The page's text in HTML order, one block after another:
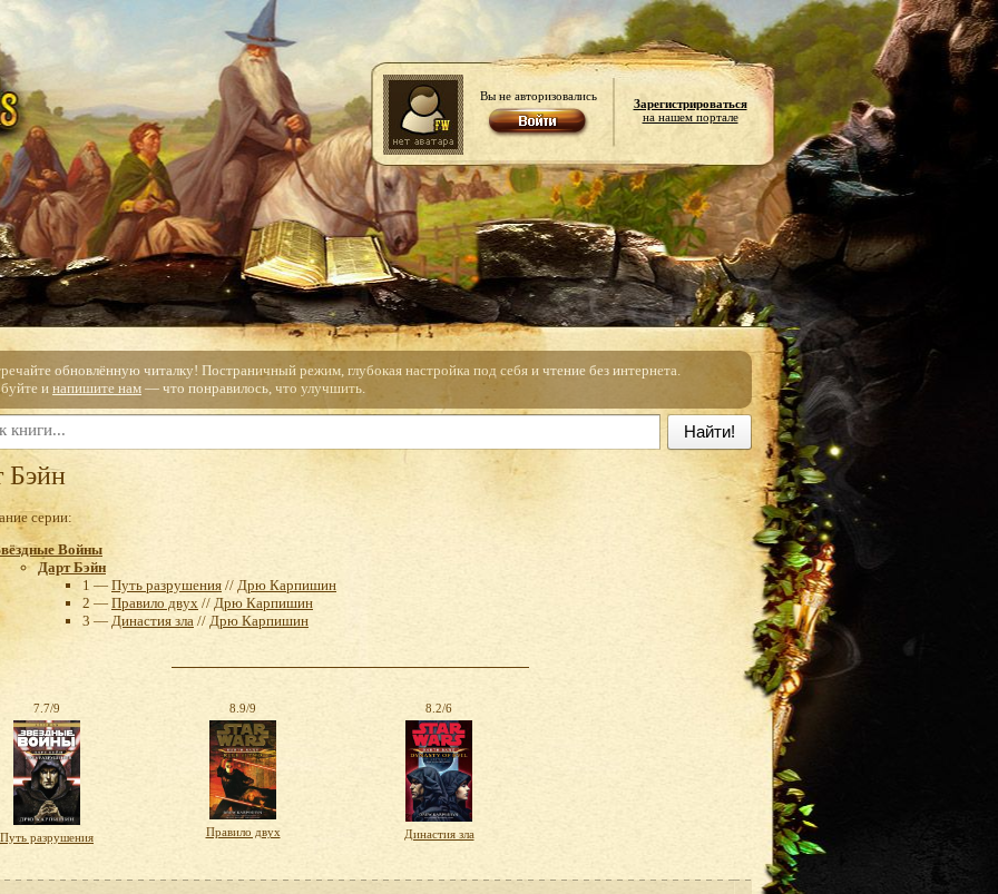
Вы не авторизовались
Зарегистрироваться
на нашем портале
обновлённую читалку! Постраничный режим, глубокая настройка под себя и чтение без интернета.
и напишите нам — что понравилось, что улучшить.
Найти!
Бэйн
серии:
Войны
Дарт Бэйн
1 — Путь разрушения // Дрю Карпишин
2 — Правило двух // Дрю Карпишин
3 — Династия зла // Дрю Карпишин
7.7/9
Путь разрушения
8.9/9
Правило двух
8.2/6
Династия зла